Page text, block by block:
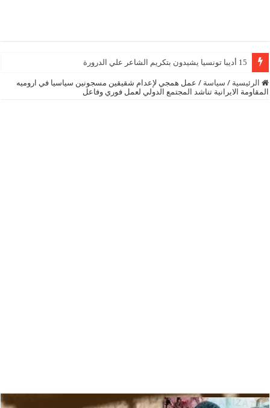
15 أديبا تونسيا يشيدون بتكريم الشاعر علي الدرورة
الرئيسية / سياسة / عمل همجي لإعدام شقيقين مسجونين سياسيا في اروميه
المقاومة الايرانية تناشد المجتمع الدولي لعمل فوري وفاعل